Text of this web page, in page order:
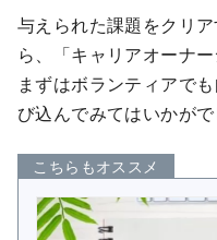
与えられた課題をクリ
ら、「キャリアオーナ
まずはボランティアで
び込んでみてはいかがで
こちらもオススメ